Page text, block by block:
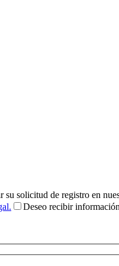
solicitud de registro en
Deseo recibir